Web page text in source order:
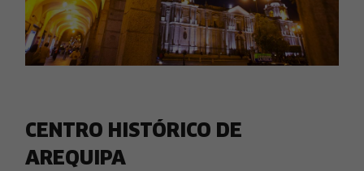
CENTRO HISTÓRICO DE
AREQUIPA